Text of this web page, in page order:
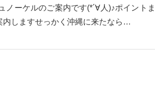
ーケルのご案内です(*´∀人)♪ポイント
内しますせっかく沖縄に来たなら…